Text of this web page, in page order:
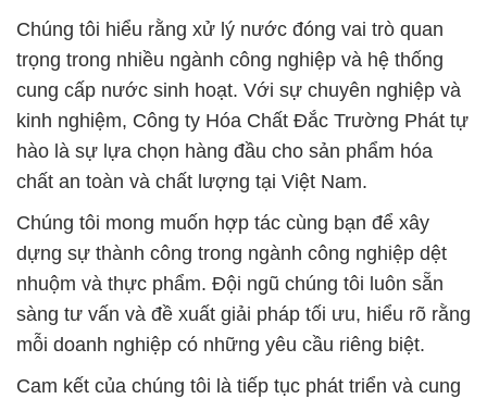
Chúng tôi hiểu rằng xử lý nước đóng vai trò quan
trọng trong nhiều ngành công nghiệp và hệ thống
cung cấp nước sinh hoạt. Với sự chuyên nghiệp và
kinh nghiệm, Công ty Hóa Chất Đắc Trường Phát tự
hào là sự lựa chọn hàng đầu cho sản phẩm hóa
chất an toàn và chất lượng tại Việt Nam.
Chúng tôi mong muốn hợp tác cùng bạn để xây
dựng sự thành công trong ngành công nghiệp dệt
nhuộm và thực phẩm. Đội ngũ chúng tôi luôn sẵn
sàng tư vấn và đề xuất giải pháp tối ưu, hiểu rõ rằng
mỗi doanh nghiệp có những yêu cầu riêng biệt.
Cam kết của chúng tôi là tiếp tục phát triển và cung